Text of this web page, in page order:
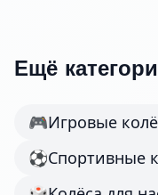
Ещё
🎮Игровые
⚽Спортивные